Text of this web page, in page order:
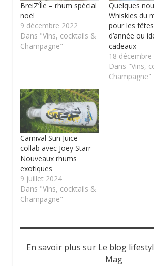
BreiZ’Île – rhum spécial
noël
9 décembre 2022
Dans "Vins, cocktails &
Champagne"
Quelques
Whiskies du
pour les
d’année ou
cadeaux
18 décembre
Dans "Vins,
Champagne"
Carnival Sun Juice
collab avec Joey Starr –
Nouveaux rhums
exotiques
9 juillet 2024
Dans "Vins, cocktails &
Champagne"
En savoir plus sur Le blog
Mag